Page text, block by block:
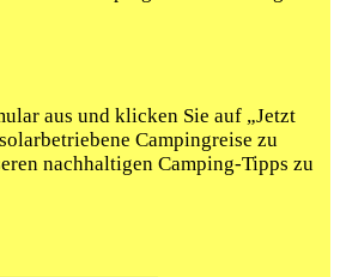
aus und klicken Sie auf „Jetzt
Campingreise zu
nachhaltigen Camping-Tipps zu